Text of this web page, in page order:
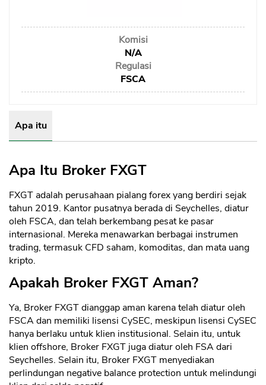
Exchange
Asuransi
Asuransi Kesehatan
Komisi
N/A
Regulasi
FSCA
Apa itu
Apa Itu Broker FXGT
FXGT adalah perusahaan pialang forex yang berdiri sejak
tahun 2019. Kantor pusatnya berada di Seychelles, diatur
oleh FSCA, dan telah berkembang pesat ke pasar
internasional. Mereka menawarkan berbagai instrumen
trading, termasuk CFD saham, komoditas, dan mata uang
kripto.
Apakah Broker FXGT Aman?
Ya, Broker FXGT dianggap aman karena telah diatur oleh
FSCA dan memiliki lisensi CySEC, meskipun lisensi CySEC
hanya berlaku untuk klien institusional. Selain itu, untuk
klien offshore, Broker FXGT juga diatur oleh FSA dari
Seychelles. Selain itu, Broker FXGT menyediakan
perlindungan negative balance protection untuk melindungi